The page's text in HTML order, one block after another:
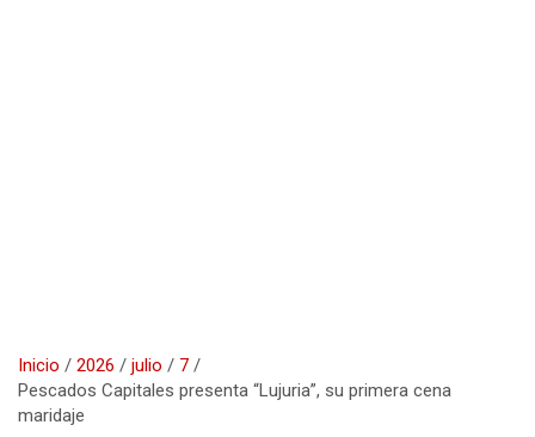
Inicio 2026 julio
7
Pescados Capitales presenta “Lujuria”, su primera cena
maridaje